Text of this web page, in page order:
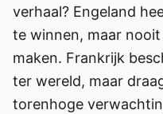
verhaal? Engeland
te winnen, maar
maken. Frankrijk
ter wereld, maar
torenhoge